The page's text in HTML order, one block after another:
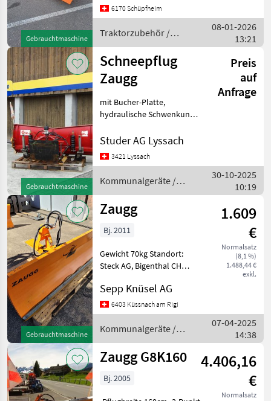
Gebrauchtmaschine
Seriennummer:0000-90
Traktorzubehör
Schneepflüge
6170 Schüpfheim
Traktorzubehör /
Zaugg
08-01-2026
13:21
Gebrauchtmaschine
Schneepflug
Zaugg
Preis
auf
Anfrage
mit Bucher-Platte,
hydraulische Schwenkung,
Kupplungen, Arbeitsbreite
Schürfleiste
Winterdienst
Studer AG Lyssach
3421 Lyssach
Kommunalgeräte /
Zaugg
30-10-2025
10:19
Gebrauchtmaschine
Zaugg
1.609
€
Normalsatz
(8,1 %)
1.488,44 €
exkl.
Bj. 2011
Gewicht 70kg Standort:
Steck AG, Bigenthal CH
Winterdienst
Sepp Knüsel AG
6403 Küssnach am Rigi
Kommunalgeräte /
Zaugg
07-04-2025
14:38
Zaugg G8K160
4.406,16
€
Normalsatz
Bj. 2005